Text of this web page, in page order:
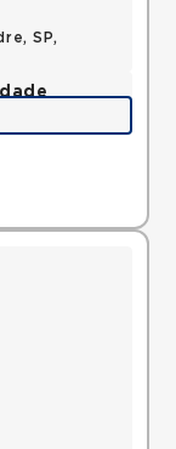
SP,
Guarulhos,